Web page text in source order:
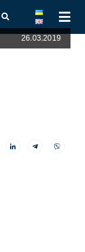
26.03.2019